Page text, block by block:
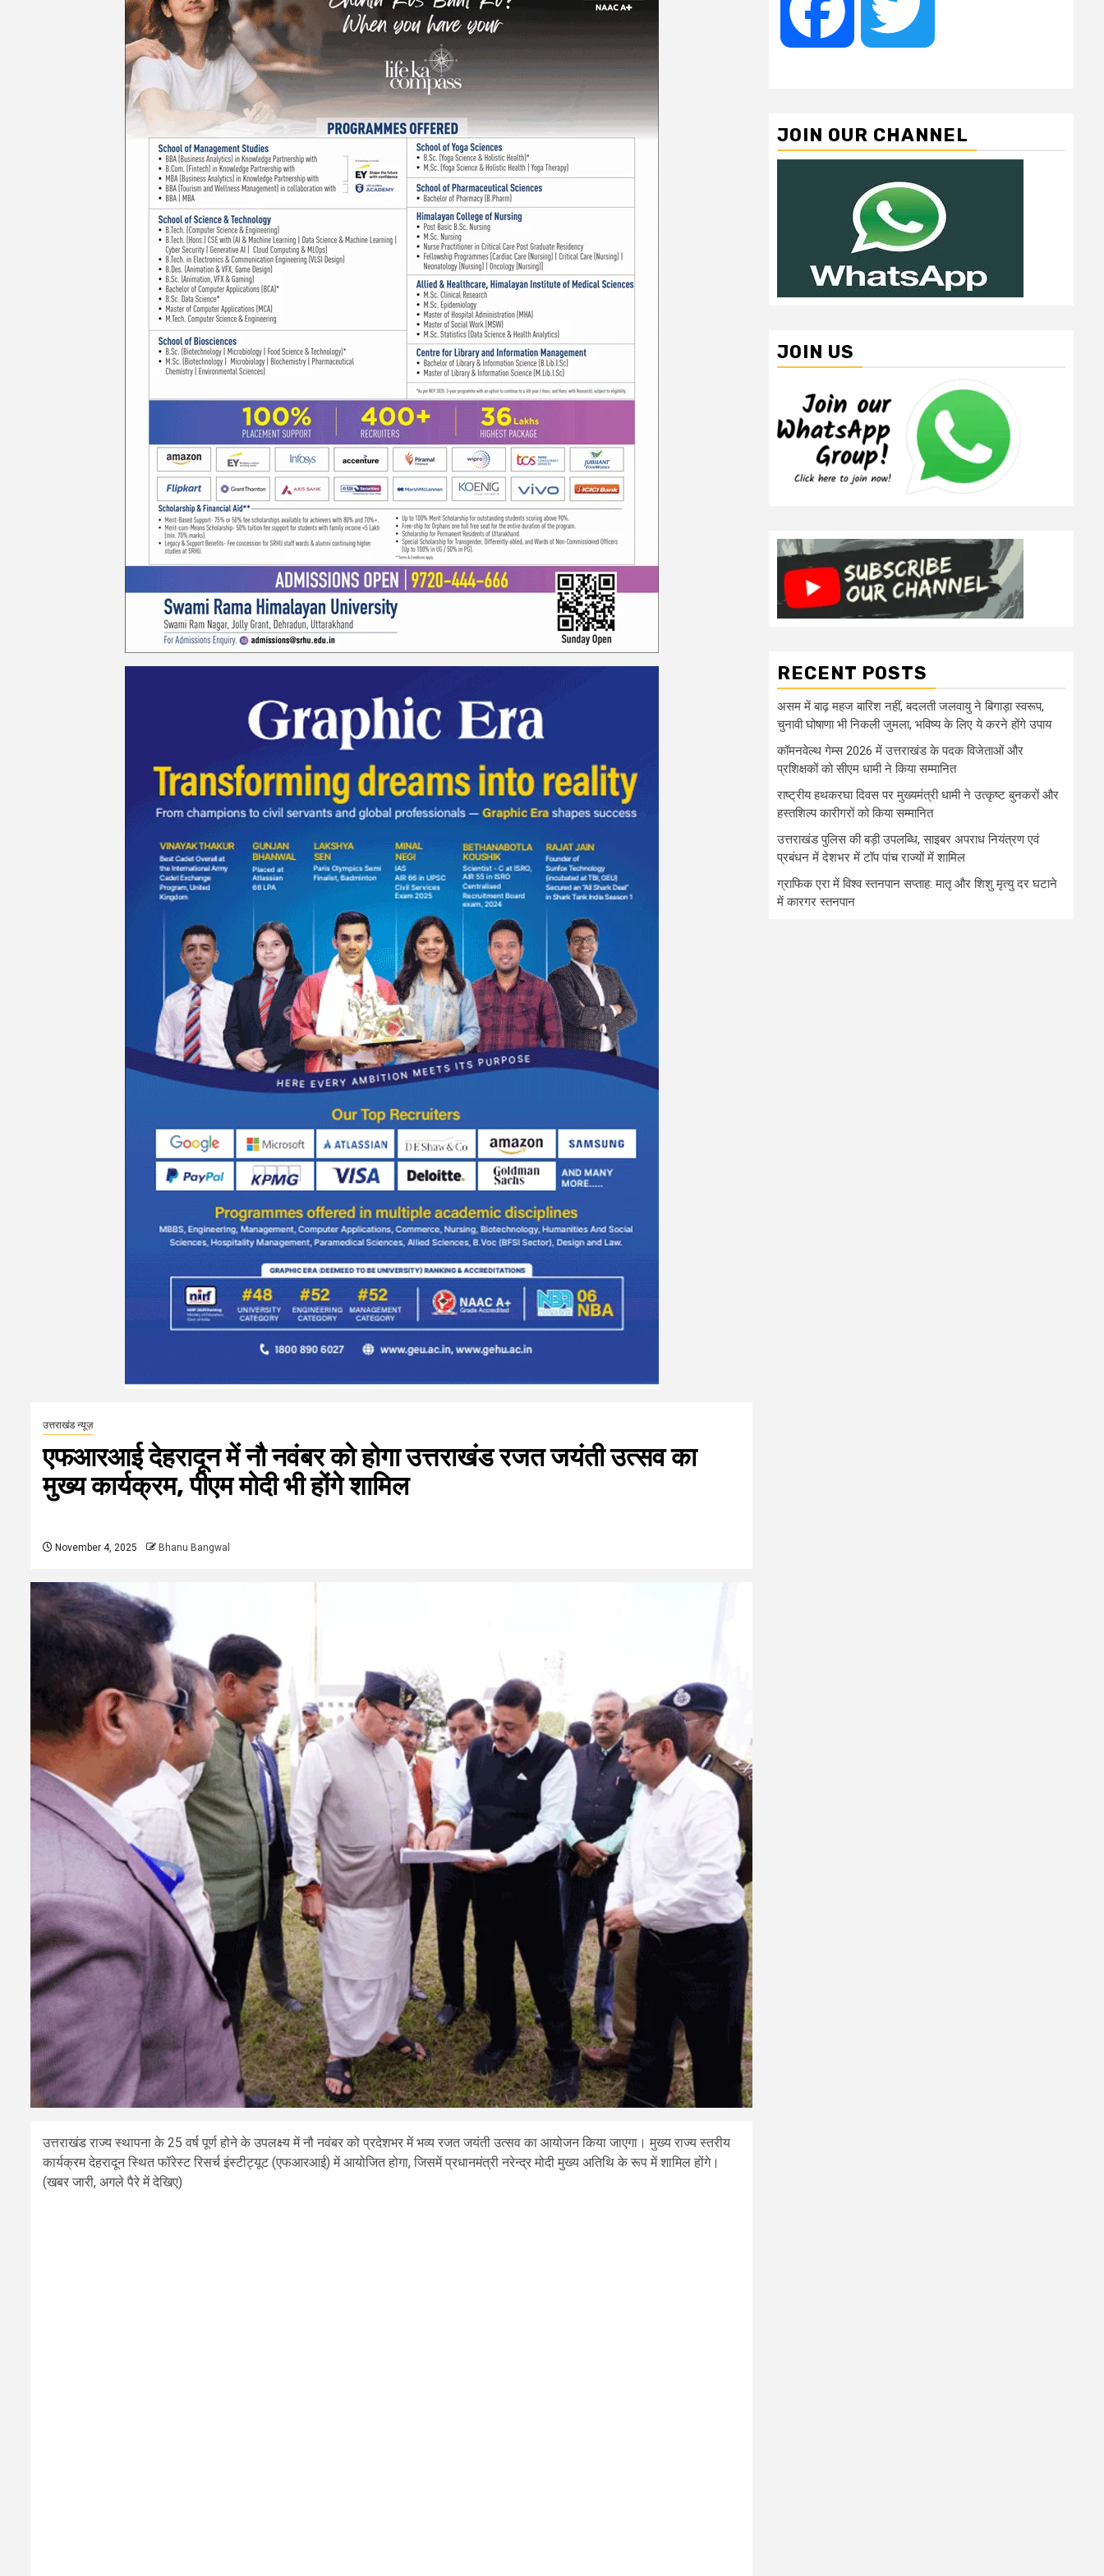
उत्तराखंड न्यूज़
एफआरआई देहरादून में नौ नवंबर को होगा उत्तराखंड रजत जयंती उत्सव का
मुख्य कार्यक्रम, पीएम मोदी भी होंगे शामिल
November 4, 2025 Bhanu Bangwal
उत्तराखंड राज्य स्थापना के 25 वर्ष पूर्ण होने के उपलक्ष्य में नौ नवंबर को प्रदेशभर में भव्य रजत जयंती उत्सव का आयोजन किया जाएगा। मुख्य राज्य स्तरीय
कार्यक्रम देहरादून स्थित फॉरेस्ट रिसर्च इंस्टीट्यूट (एफआरआई) में आयोजित होगा, जिसमें प्रधानमंत्री नरेन्द्र मोदी मुख्य अतिथि के रूप में शामिल होंगे।
(खबर जारी, अगले पैरे में देखिए)
Facebook
JOIN OUR CHANNEL
JOIN US
RECENT POSTS
असम में बाढ़ महज बारिश नहीं, बदलती जलवायु ने बिगाड़ा स्वरूप,
चुनावी घोषाणा भी निकली जुमला, भविष्य के लिए ये करने होंगे उपाय
कॉमनवेल्थ गेम्स 2026 में उत्तराखंड के पदक विजेताओं और
प्रशिक्षकों को सीएम धामी ने किया सम्मानित
राष्ट्रीय हथकरघा दिवस पर मुख्यमंत्री धामी ने उत्कृष्ट बुनकरों और
हस्तशिल्प कारीगरों को किया सम्मानित
उत्तराखंड पुलिस की बड़ी उपलब्धि, साइबर अपराध नियंत्रण एवं
प्रबंधन में देशभर में टॉप पांच राज्यों में शामिल
ग्राफिक एरा में विश्व स्तनपान सप्ताह: मातृ और शिशु मृत्यु दर घटाने
में कारगर स्तनपान